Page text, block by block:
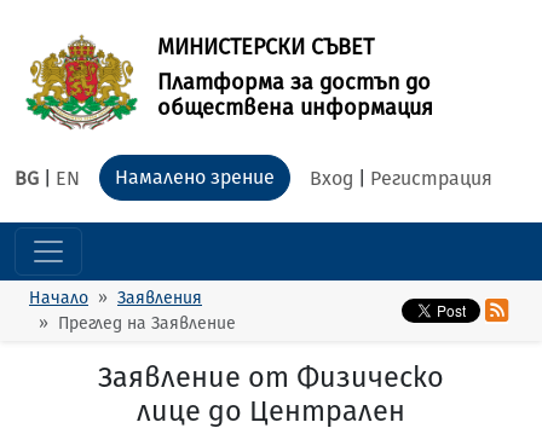
МИНИСТЕРСКИ СЪВЕТ
Платформа за достъп до
обществена информация
BG EN Вход Регистрация
Намалено зрение
Начало
Заявления
Преглед на Заявление
Заявление от Физическо
лице до Централен